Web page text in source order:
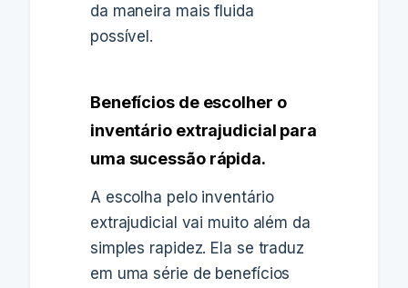
da maneira mais fluida
possível.
Benefícios de escolher o
inventário extrajudicial para
uma sucessão rápida.
A escolha pelo inventário
extrajudicial vai muito além da
simples rapidez. Ela se traduz
em uma série de benefícios